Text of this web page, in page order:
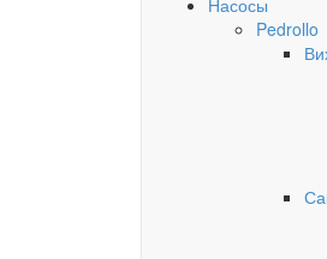
Насосы
Pedrollo